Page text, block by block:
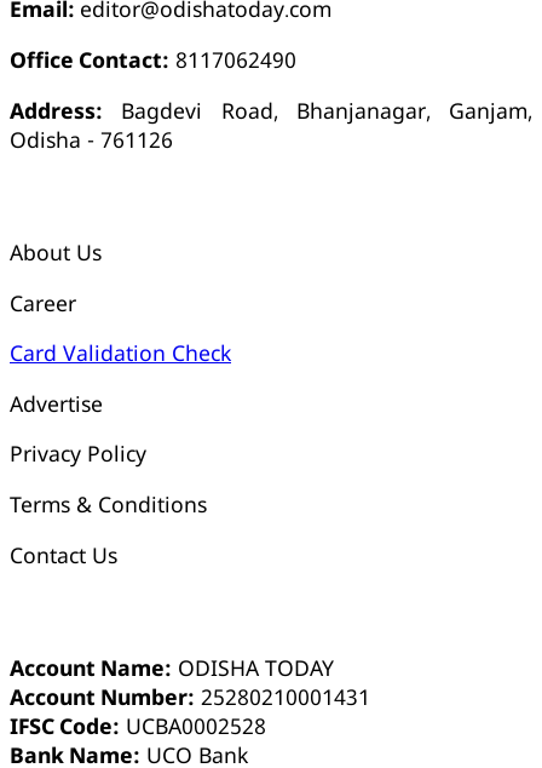
Email: editor@odishatoday.com
Office Contact: 8117062490
Address: Bagdevi Road, Bhanjanagar, Ganjam,
Odisha - 761126
About Us
Career
Card Validation Check
Advertise
Privacy Policy
Terms & Conditions
Contact Us
Account Name: ODISHA TODAY
Account Number: 25280210001431
IFSC Code: UCBA0002528
Bank Name: UCO Bank